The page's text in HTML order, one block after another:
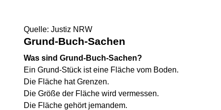
Quelle: Justiz NRW
Grund-Buch-Sachen
Was sind Grund-Buch-Sachen?
Ein Grund-Stück ist eine Fläche vom Boden.
Die Fläche hat Grenzen.
Die Größe der Fläche wird vermessen.
Die Fläche gehört jemandem.